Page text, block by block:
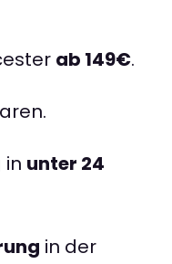
ab 149€.
in unter 24
in der